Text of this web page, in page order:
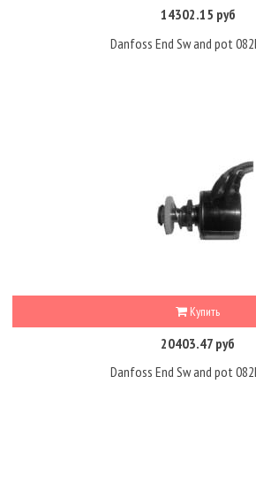
14302.15 руб
Danfoss End Sw and pot
Купить
20403.47 руб
Danfoss End Sw and pot